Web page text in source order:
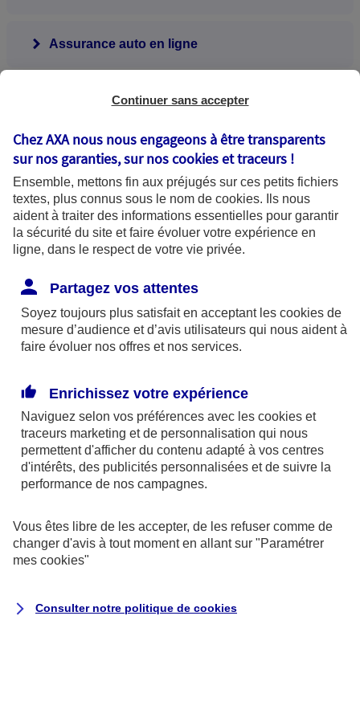
Assurance auto en ligne
Assurance jeune conducteur
Assurance auto au km
Quand résilier ?
an,vous pouvez résilier à tout moment. C’est la
principale nouveauté apportée par la loi Hamon en
matière de résiliation.
Comment procéder ?
La loi Hamon, entrée en vigueur le 1er janvier 2015,
permet aux assurés de résilier leur contrat au bout
d’un an de souscription, à tout moment et sans
formalités de résiliation afin de faciliter les
démarches de son assuré.
transmettez-lui les informations liées à votre ancien
Continuer sans accepter
Chez AXA nous nous engageons à être transparents
sur nos garanties, sur noscookies et traceurs !
Ensemble, mettons fin aux préjugés sur ces petits fichiers
textes, plus connus sous le nom de cookies. Ils nous
aident à traiter des informations essentielles pour garantir
la sécurité du site et faire évoluer votre expérience en
ligne, dans le respect de votre vie privée.
Partagez vos attentes
Soyez toujours plus satisfait en acceptant les cookies de
mesure d’audience et d’avis utilisateurs qui nous aident à
faire évoluer nos offres et nos services.
Enrichissez votre expérience
Naviguez selon vos préférences avec les cookies et
traceurs marketing et de personnalisation qui nous
permettent d'afficher du contenu adapté à vos centres
d'intérêts, des publicités personnalisées et de suivre la
performance de nos campagnes.
Vous êtes libre de les accepter, de les refuser comme de
changer d'avis à tout moment en allant sur "Paramétrer
mes cookies"
Consulter notre politique de cookies